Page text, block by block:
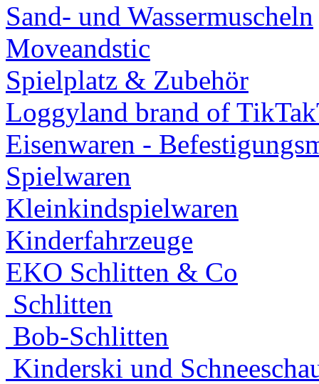
Sand- und Wassermuscheln
Moveandstic
Spielplatz & Zubehör
Loggyland brand of
Eisenwaren -
Spielwaren
Kleinkindspielwaren
Kinderfahrzeuge
EKO Schlitten & Co
Schlitten
Bob-Schlitten
Kinderski und